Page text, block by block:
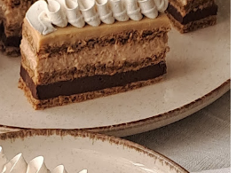
umutiti ostatak mleka, žumanca,
u provrelom mleku uz stalno
prozirnom folijom i ostaviti da se
na dva dela, jedan teži za 100 g.
čokoladu. Margarin i maslac